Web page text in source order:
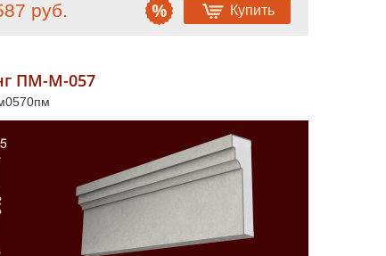
руб. Купить
ПМ-М-057